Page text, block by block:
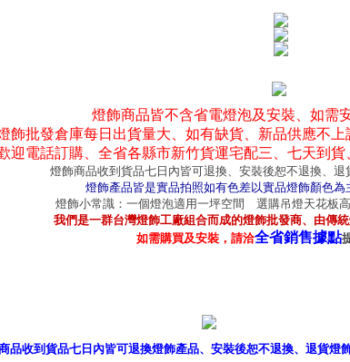
燈飾商品皆不含省電燈泡及安裝、如需
飾批發倉庫每日出貨量大、如有缺貨、新品供應不
迎電話訂購、全省各縣市新竹貨運宅配三、七天到
燈飾商品收到貨品七日內皆可退換、安裝後恕不退換、
燈飾產品皆是實品拍照如有色差以實品燈飾顏色為
燈飾小常識：一個燈泡適用一坪空間 選購吊燈天花板
我們是一群台灣燈飾工廠組合而成的燈飾批發商、由傳
如需購買及安裝，請洽全省銷售據點
品收到貨品七日內皆可退換燈飾產品、安裝後恕不退換、退貨燈